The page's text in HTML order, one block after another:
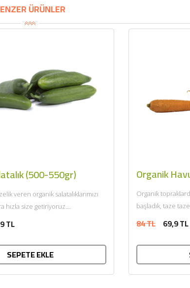
ÜRÜNLER
(500-550gr)
veren organik salatalıklarımızı
hızla size getiriyoruz....
TL
SEPETE EKLE
Organik
Organik
başladık, taze
84 TL 69,9 TL